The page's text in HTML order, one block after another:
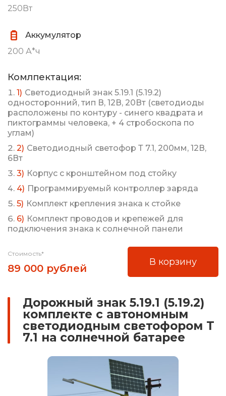
250Вт
Аккумулятор
200 А*ч
Комлпектация:
Светодиодный знак 5.19.1 (5.19.2)
односторонний, тип В, 12В, 20Вт (светодиоды
расположены по контуру - синего квадрата и
пиктограммы человека, + 4 стробоскопа по
углам)
Светодиодный светофор Т 7.1, 200мм, 12В,
6Вт
Корпус с кронштейном под стойку
Программируемый контроллер заряда
Комплект крепления знака к стойке
Комплект проводов и крепежей для
подключения знака к солнечной панели
Стоимость*
89 000 рублей
В корзину
Дорожный знак 5.19.1 (5.19.2)
комплекте с автономным
светодиодным светофором Т
7.1 на солнечной батарее